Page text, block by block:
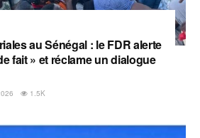
au Sénégal : le FDR alerte
fait » et réclame un dialogue
1.5K